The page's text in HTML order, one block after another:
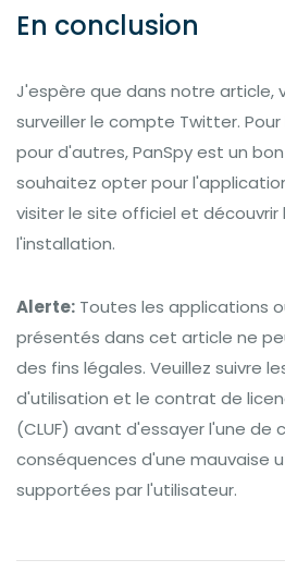
En conclusion
J'espère que dans notre article,
surveiller le compte Twitter.
pour d'autres, PanSpy est un bon
souhaitez opter pour
visiter le site officiel et
l'installation.
Alerte: Toutes les applications
présentés dans cet article ne
des fins légales. Veuillez suivre
d'utilisation et le contrat de
(CLUF) avant d'essayer l'une de
conséquences d'une mauvaise
supportées par l'utilisateur.